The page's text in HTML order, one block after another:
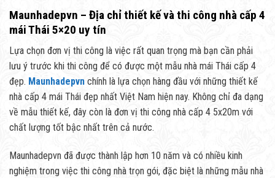
Maunhadepvn – Địa chỉ thiết kế và thi công nhà cấp 4
mái Thái 5×20 uy tín
Lựa chọn đơn vị thi công là việc rất quan trọng mà bạn cần phải
lưu ý trước khi thi công để có được một mẫu nhà mái Thái cấp 4
đẹp. Maunhadepvn chính là lựa chọn hàng đầu với những thiết kế
nhà cấp 4 mái Thái đẹp nhất Việt Nam hiện nay. Không chỉ đa dạng
về mẫu thiết kế, đây còn là đơn vị thi công nhà cấp 4 5x20m với
chất lượng tốt bậc nhất trên cả nước.
Maunhadepvn đã được thành lập hơn 10 năm và có nhiều kinh
nghiệm trong việc thi công nhà trọn gói, đặc biệt là những mẫu nhà